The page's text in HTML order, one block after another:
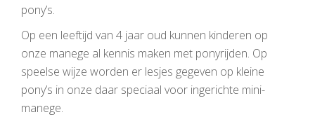
pony’s.
Op een leeftijd van 4 jaar oud kunnen kinderen op
onze manege al kennis maken met ponyrijden. Op
speelse wijze worden er lesjes gegeven op kleine
pony’s in onze daar speciaal voor ingerichte mini-
manege.